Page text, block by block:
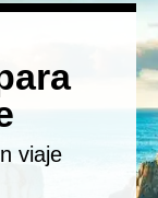
viaje